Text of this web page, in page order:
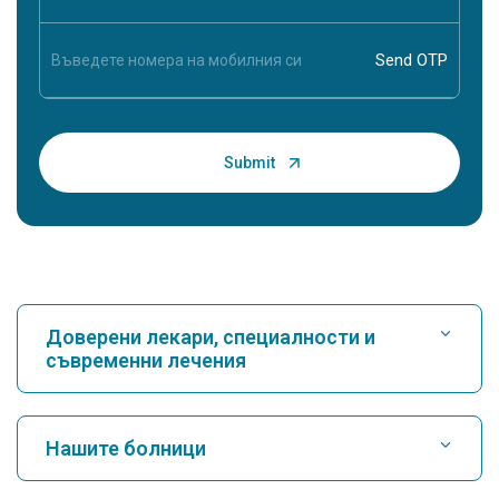
Доверени лекари, специалности и
съвременни лечения
Намери болница
Нашите болници